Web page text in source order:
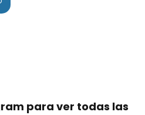
para ver todas las